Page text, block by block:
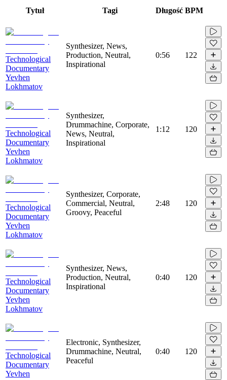
Tytuł Tagi Długość BPM
Technological
Documentary
Yevhen
Lokhmatov
Synthesizer, News,
Production, Neutral,
Inspirational
0:56 122
Technological
Documentary
Yevhen
Lokhmatov
Synthesizer,
Drummachine, Corporate,
News, Neutral,
Inspirational
1:12 120
Technological
Documentary
Yevhen
Lokhmatov
Synthesizer, Corporate,
Commercial, Neutral,
Groovy, Peaceful
2:48 120
Technological
Documentary
Yevhen
Lokhmatov
Synthesizer, News,
Production, Neutral,
Inspirational
0:40 120
Technological
Documentary
Yevhen
Electronic, Synthesizer,
Drummachine, Neutral,
Peaceful
0:40 120